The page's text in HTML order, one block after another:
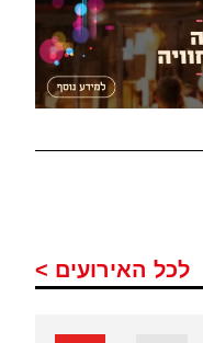
לכל האירועים >